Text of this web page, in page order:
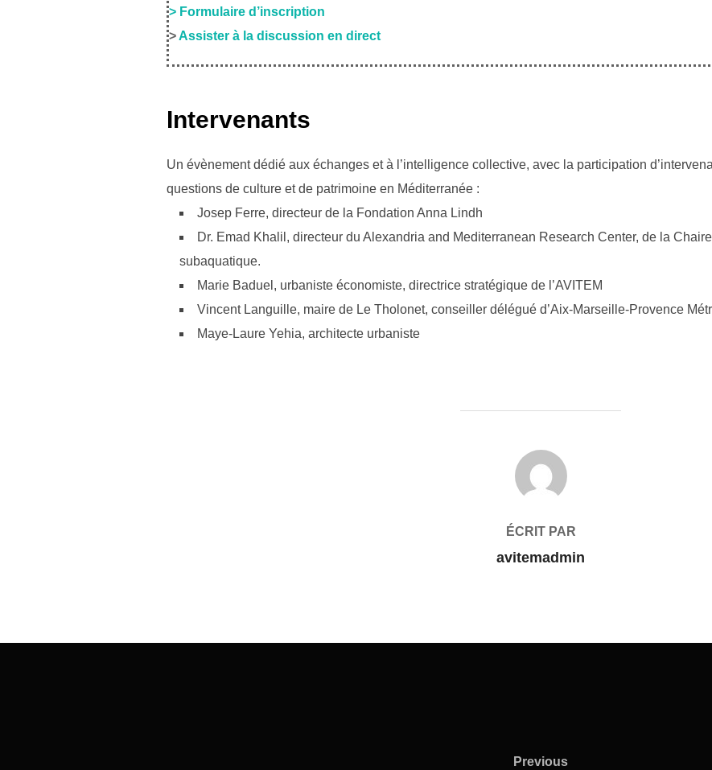
> Formulaire d’inscription
>Assister à la discussion en direct
Intervenants
Un évènement dédié aux échanges et à l’intelligence collective, avec la participation
questions de culture et de patrimoine en Méditerranée :
Josep Ferre, directeur de la Fondation Anna Lindh
Dr. Emad Khalil, directeur du Alexandria and Mediterranean Research Center, de la
subaquatique.
Marie Baduel, urbaniste économiste, directrice stratégique de l’AVITEM
Vincent Languille, maire de Le Tholonet, conseiller délégué d’Aix-Marseille-Provence
Maye-Laure Yehia, architecte urbaniste
AUTEUR DE LA PUBLICATION
ÉCRIT PAR
avitemadmin
Previous